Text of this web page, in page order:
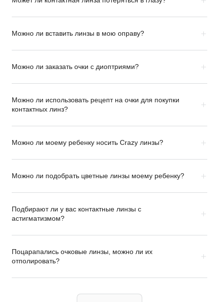
Можно ли вставить линзы в мою оправу?
Можно ли заказать очки с диоптриями?
Можно ли использовать рецепт на очки для покупки
контактных линз?
Можно ли моему ребенку носить Crazy линзы?
Можно ли подобрать цветные линзы моему ребенку?
Подбирают ли у вас контактные линзы с
астигматизмом?
Поцарапались очковые линзы, можно ли их
отполировать?